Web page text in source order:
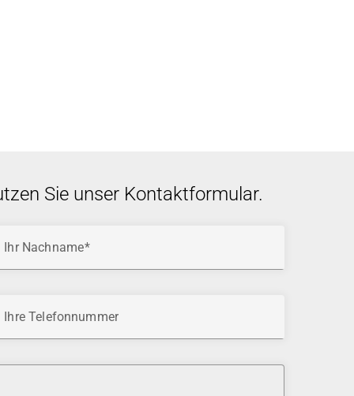
Sie unser Kontaktformular.
Ihr Nachname
Ihre Telefonnummer